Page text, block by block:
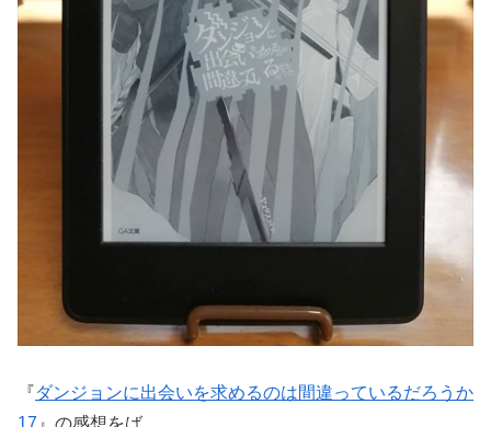
『ダンジョンに出会いを求めるのは間違っているだろうか